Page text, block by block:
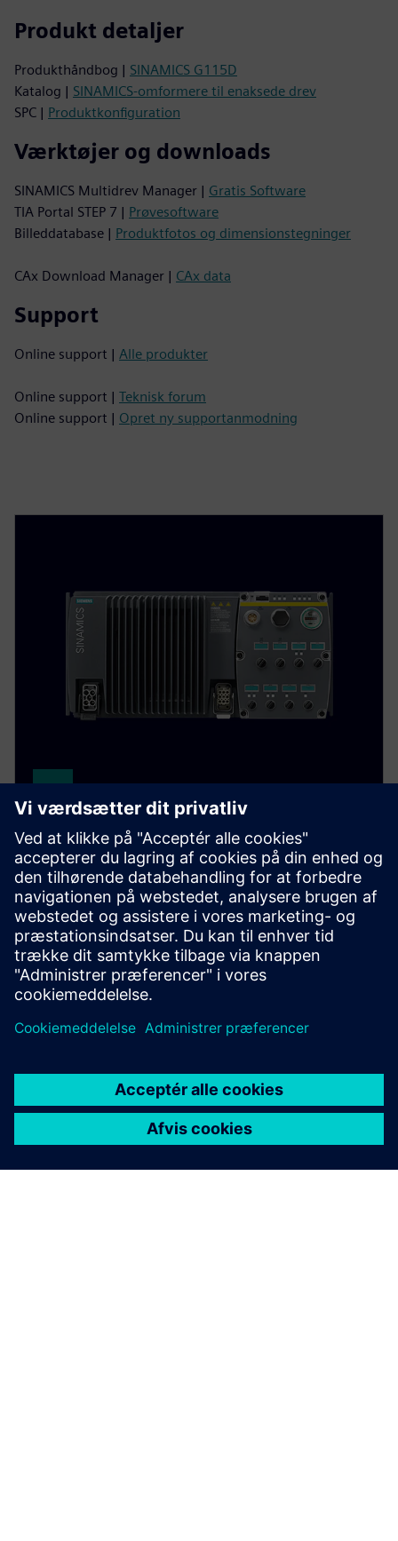
Produkt detaljer
Produkthåndbog | SINAMICS G115D
Katalog | SINAMICS-omformere til enaksede drev
SPC | Produktkonfiguration
Værktøjer og downloads
SINAMICS Multidrev Manager | Gratis Software
TIA Portal STEP 7 | Prøvesoftware
Billeddatabase | Produktfotos og dimensionstegninger
CAx Download Manager | CAx data
Support
Online support | Alle produkter
Online support | Teknisk forum
Online support | Opret ny supportanmodning
SINAMICS G120D
Specialisten til krævende vandret og lodret
bevægelse. SINAMICS G120D håndterer enhver
udfordring med positionering, udvidet sikkerhed og
energigenvinding.